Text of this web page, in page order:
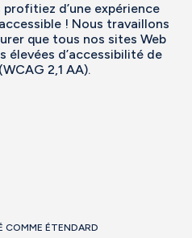
d’une expérience
! Nous travaillons
que tous nos sites Web
élevées d’accessibilité de
2,1 AA).
COMME ÉTENDARD